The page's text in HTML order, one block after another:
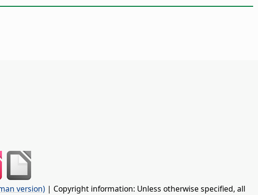
version) | Copyright information: Unless otherwise specified, all